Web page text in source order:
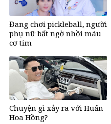
Đang chơi pickleball, người
phụ nữ bất ngờ nhồi máu
cơ tim
Chuyện gì xảy ra với Huấn
Hoa Hồng?